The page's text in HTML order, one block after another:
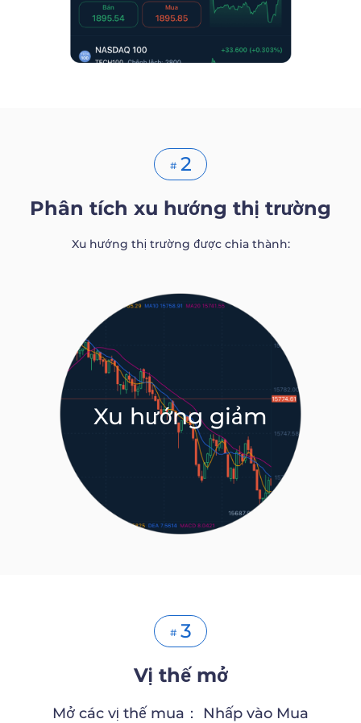
# 2
Phân tích xu hướng thị trường
Xu hướng thị trường được chia thành:
Xu hướng giảm
# 3
Vị thế mở
Mở các vị thế mua： Nhấp vào Mua